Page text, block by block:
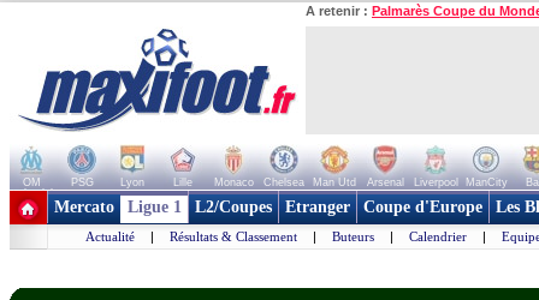
A retenir : Palmarès Coupe du
OM PSG Lyon Lille Monaco Chelsea Man Utd Arsenal Liverpool ManCity
+ de clubs
Mercato Ligue 1 L2/Coupes Etranger Coupe d'Europe Les
Actualité | Résultats & Classement | Buteurs | Calendrier |